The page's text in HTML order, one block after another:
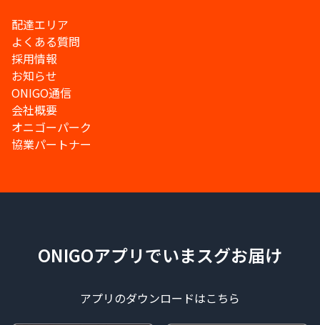
配達エリア
よくある質問
採用情報
お知らせ
ONIGO通信
会社概要
オニゴーパーク
協業パートナー
ONIGOアプリでいまスグお届け
アプリのダウンロードはこちら